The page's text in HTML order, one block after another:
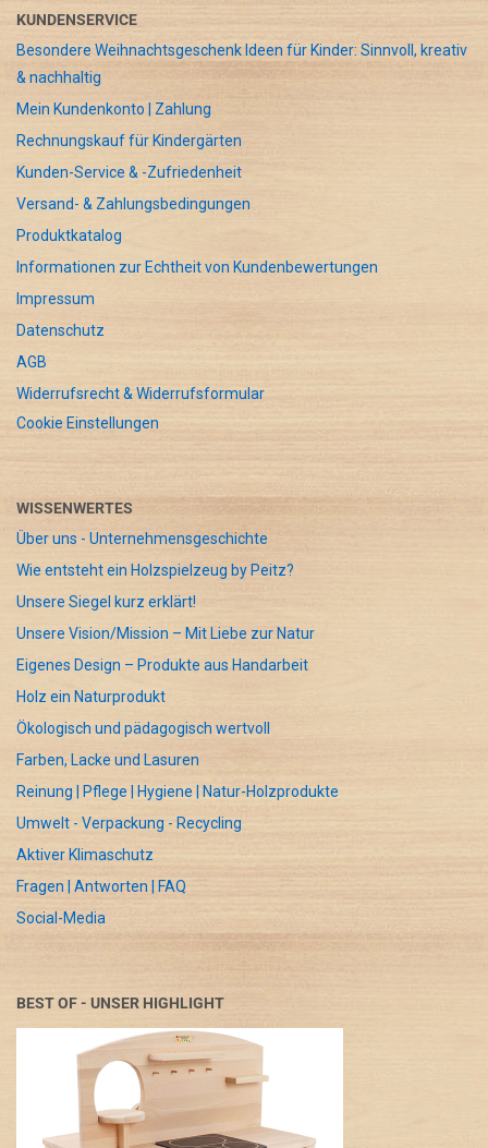
KUNDENSERVICE
Besondere Weihnachtsgeschenk Ideen für Kinder: Sinnvoll, kreativ
& nachhaltig
Mein Kundenkonto | Zahlung
Rechnungskauf für Kindergärten
Kunden-Service & -Zufriedenheit
Versand- & Zahlungsbedingungen
Produktkatalog
Informationen zur Echtheit von Kundenbewertungen
Impressum
Datenschutz
AGB
Widerrufsrecht & Widerrufsformular
Cookie Einstellungen
WISSENWERTES
Über uns - Unternehmensgeschichte
Wie entsteht ein Holzspielzeug by Peitz?
Unsere Siegel kurz erklärt!
Unsere Vision/Mission – Mit Liebe zur Natur
Eigenes Design – Produkte aus Handarbeit
Holz ein Naturprodukt
Ökologisch und pädagogisch wertvoll
Farben, Lacke und Lasuren
Reinung | Pflege | Hygiene | Natur-Holzprodukte
Umwelt - Verpackung - Recycling
Aktiver Klimaschutz
Fragen | Antworten | FAQ
Social-Media
BEST OF - UNSER HIGHLIGHT